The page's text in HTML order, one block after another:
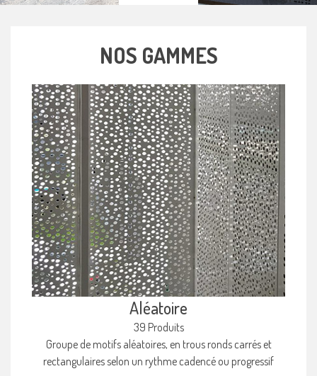
NOS GAMMES
Aléatoire
39 Produits
Groupe de motifs aléatoires, en trous ronds carrés et
rectangulaires selon un rythme cadencé ou progressif